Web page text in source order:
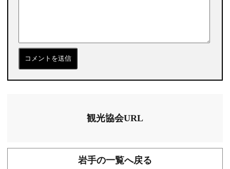
観光協会URL
岩手の一覧へ戻る